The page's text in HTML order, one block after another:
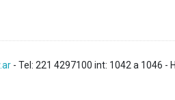
- Tel: 221 4297100 int: 1042 a 1046 -